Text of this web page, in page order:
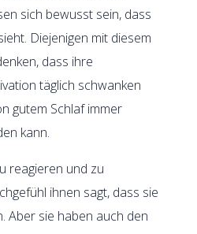
sich bewusst sein, dass
Diejenigen mit diesem
dass ihre
täglich schwanken
gutem Schlaf immer
kann.
reagieren und zu
ihnen sagt, dass sie
Aber sie haben auch den